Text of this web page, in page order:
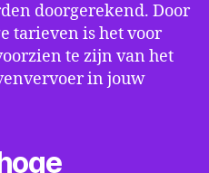
doorgerekend. Door
tarieven is het voor
te zijn van het
in jouw